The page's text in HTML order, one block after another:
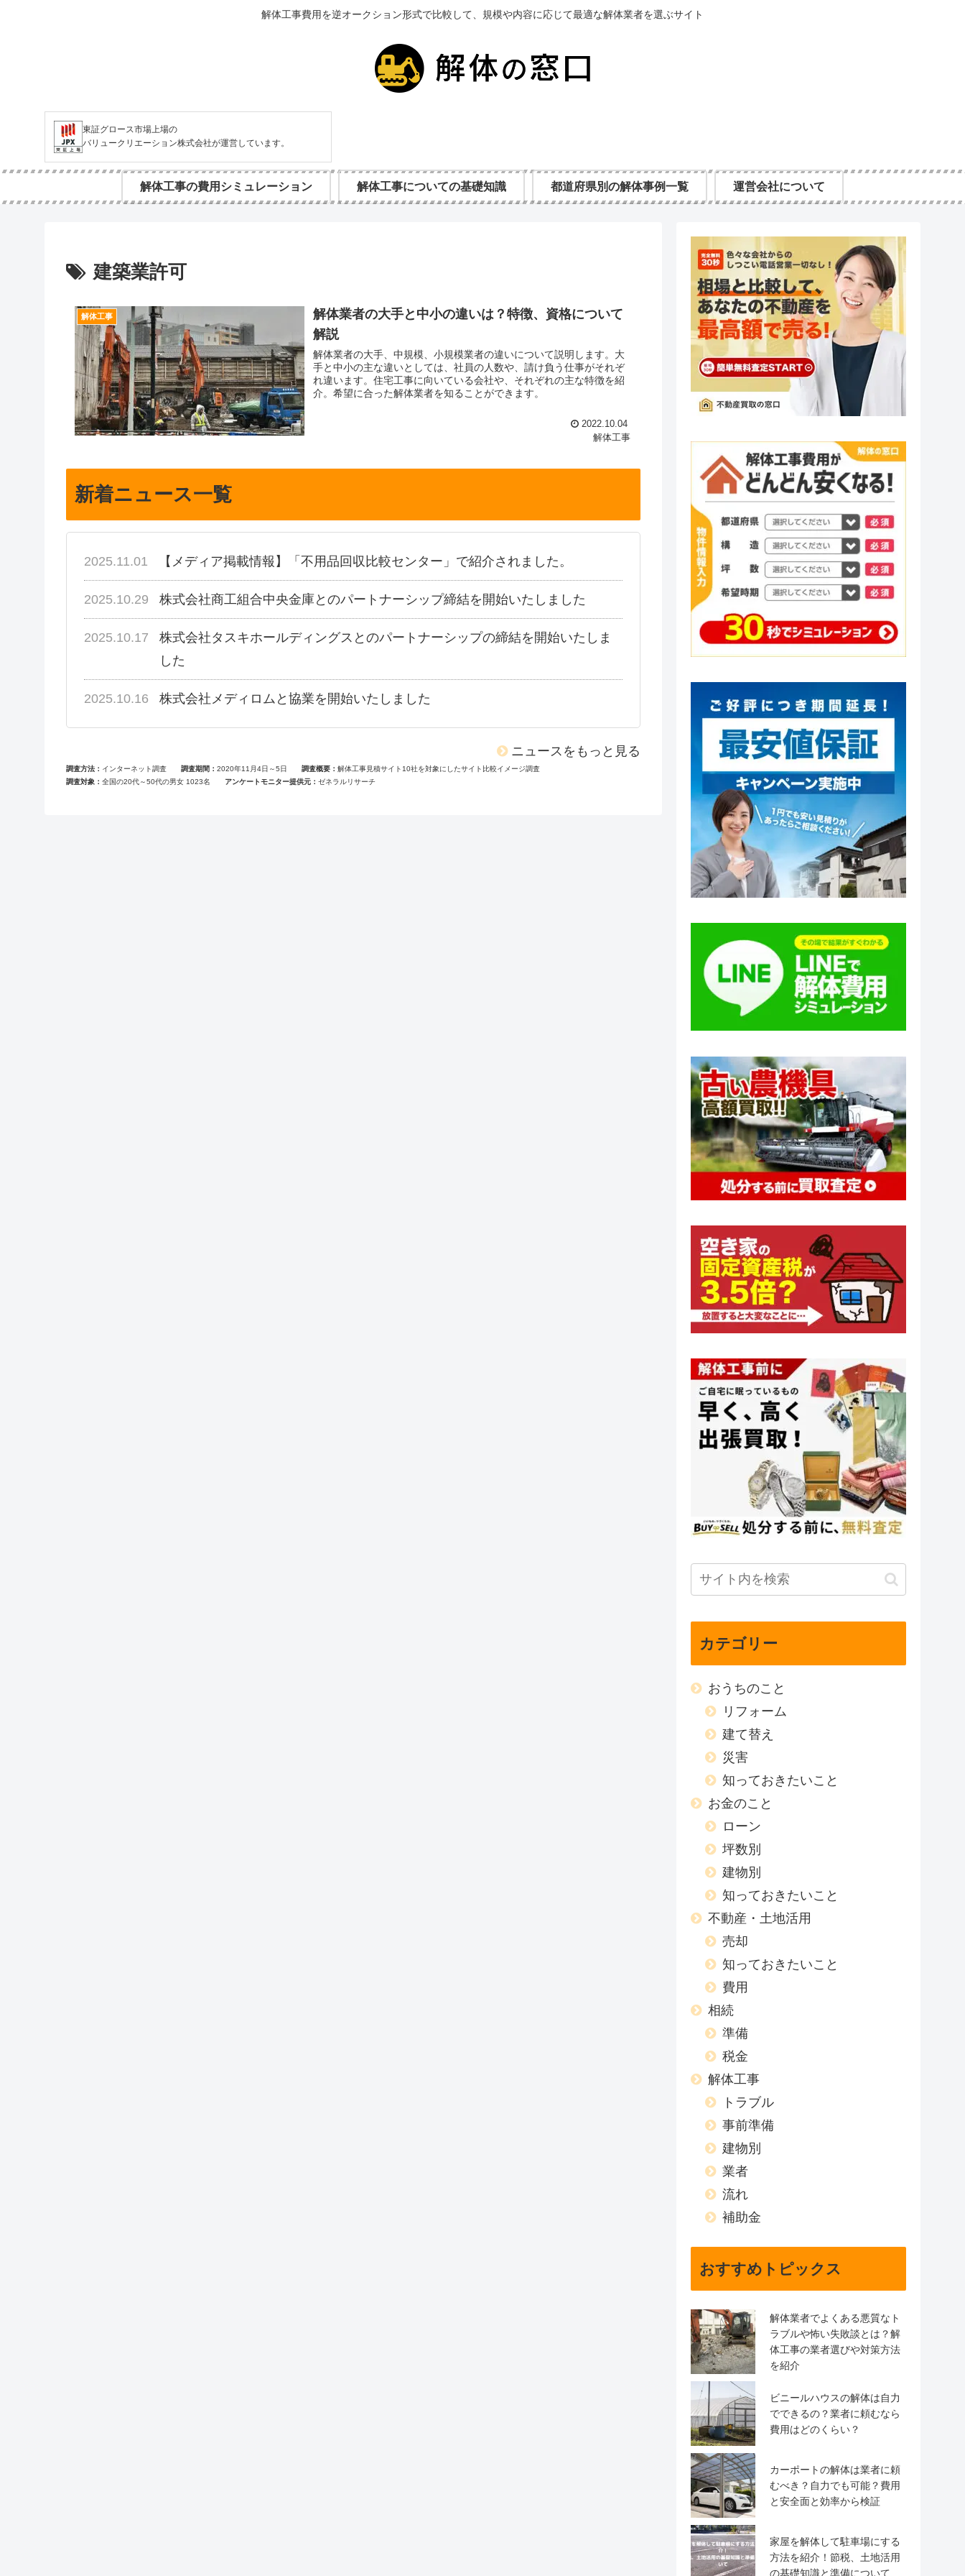
解体工事費用を逆オークション形式で比較して、規模や内容に応じて最適な解体業者を選ぶサイト
東証グロース市場上場の
バリュークリエーション株式会社が運営しています。
解体工事の費用シミュレーション 解体工事についての基礎知識 都道府県別の解体事例一覧 運営会社について
建築業許可
解体工事
解体業者の大手と中小の違いは？特徴、資格について
解説
解体業者の大手、中規模、小規模業者の違いについて説明します。大
手と中小の主な違いとしては、社員の人数や、請け負う仕事がそれぞ
れ違います。住宅工事に向いている会社や、それぞれの主な特徴を紹
介。希望に合った解体業者を知ることができます。
2022.10.04
解体工事
新着ニュース一覧
2025.11.01 【メディア掲載情報】「不用品回収比較センター」で紹介されました。
2025.10.29 株式会社商工組合中央金庫とのパートナーシップ締結を開始いたしました
2025.10.17
株式会社タスキホールディングスとのパートナーシップの締結を開始いたしま
した
2025.10.16 株式会社メディロムと協業を開始いたしました
ニュースをもっと見る
調査方法 インターネット調査 調査期間 2020年11月4日～5日 調査概要
解体工事見積サイト10社を対象にしたサイト比較イメージ調査
調査対象
全国の20代～50代の男女 1023名 アンケートモニター提供元 ゼネラルリサーチ
カテゴリー
おうちのこと
リフォーム
建て替え
災害
知っておきたいこと
お金のこと
ローン
坪数別
建物別
知っておきたいこと
不動産・土地活用
売却
知っておきたいこと
費用
相続
準備
税金
解体工事
トラブル
事前準備
建物別
業者
流れ
補助金
おすすめトピックス
解体業者でよくある悪質なト
ラブルや怖い失敗談とは？解
体工事の業者選びや対策方法
を紹介
ビニールハウスの解体は自力
でできるの？業者に頼むなら
費用はどのくらい？
カーポートの解体は業者に頼
むべき？自力でも可能？費用
と安全面と効率から検証
家屋を解体して駐車場にする
方法を紹介！節税、土地活用
の基礎知識と準備について